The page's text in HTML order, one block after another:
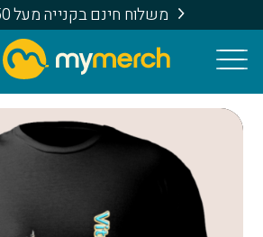
משלוח חינם בקנייה מעל 250 ש״ח